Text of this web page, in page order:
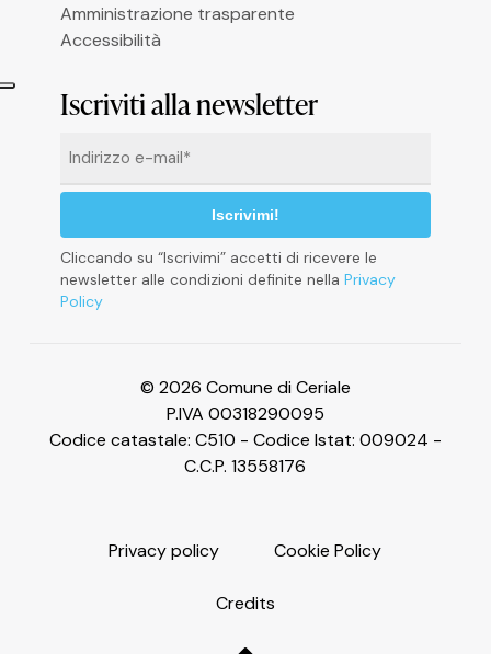
Amministrazione trasparente
Accessibilità
Iscriviti alla newsletter
Cliccando su “Iscrivimi” accetti di ricevere le
newsletter alle condizioni definite nella Privacy
Policy
© 2026 Comune di Ceriale
P.IVA 00318290095
Codice catastale: C510 - Codice Istat: 009024 -
C.C.P. 13558176
Privacy policy Cookie Policy
Credits